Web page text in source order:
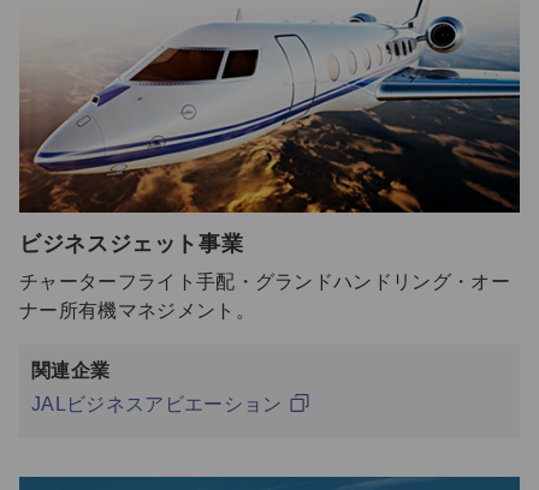
ビジネスジェット事業
チャーターフライト手配・グランドハンドリング・オー
ナー所有機マネジメント。
関連企業
JALビジネスアビエーション